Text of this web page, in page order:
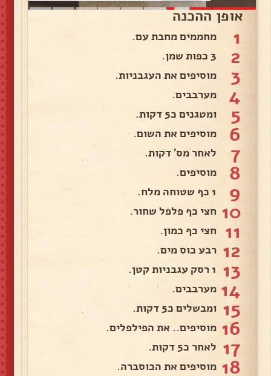
אופן ההכנה
1 מחממים מחבת עם.
2 3 כפות שמן.
3 מוסיפים את העגבניות.
4 מערבבים.
5 ומטגנים כ5 דקות.
6 מוסיפים את השום.
7 לאחר מס' דקות.
8 מוסיפים.
9 1 כף שטוחה מלח.
10 חצי כף פלפל שחור.
11 חצי כף כמון.
12 רבע כוס מים.
13 1 רסק עגבניות קטן.
14 מערבבים.
15 ומבשלים כ5 דקות.
16 מוסיפים.. את הפילפלים.
17 לאחר כ5 דקות.
18 מוסיפים את הכוסברה.